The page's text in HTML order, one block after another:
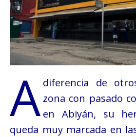
A diferencia de
zona con pasado
en Abiyán, su
queda muy marcada en